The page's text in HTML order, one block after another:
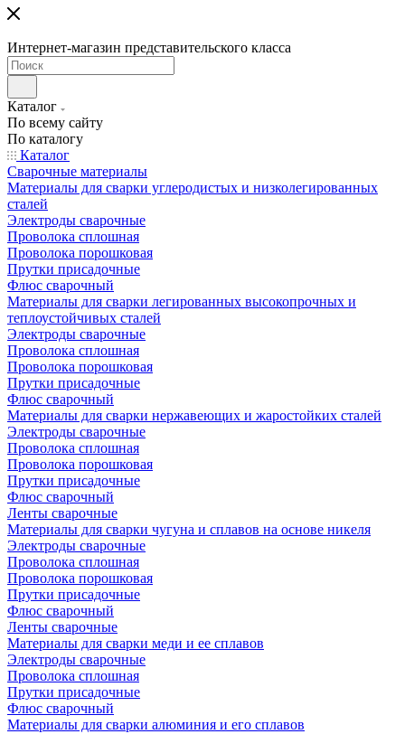
Интернет-магазин представительского класса
Каталог
По всему сайту
По каталогу
Каталог
Сварочные материалы
Материалы для сварки углеродистых и низколегированных
сталей
Электроды сварочные
Проволока сплошная
Проволока порошковая
Прутки присадочные
Флюс сварочный
Материалы для сварки легированных высокопрочных и
теплоустойчивых сталей
Электроды сварочные
Проволока сплошная
Проволока порошковая
Прутки присадочные
Флюс сварочный
Материалы для сварки нержавеющих и жаростойких сталей
Электроды сварочные
Проволока сплошная
Проволока порошковая
Прутки присадочные
Флюс сварочный
Ленты сварочные
Материалы для сварки чугуна и сплавов на основе никеля
Электроды сварочные
Проволока сплошная
Проволока порошковая
Прутки присадочные
Флюс сварочный
Ленты сварочные
Материалы для сварки меди и ее сплавов
Электроды сварочные
Проволока сплошная
Прутки присадочные
Флюс сварочный
Материалы для сварки алюминия и его сплавов